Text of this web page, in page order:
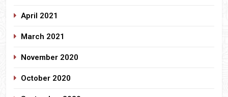
April 2021
March 2021
November 2020
October 2020